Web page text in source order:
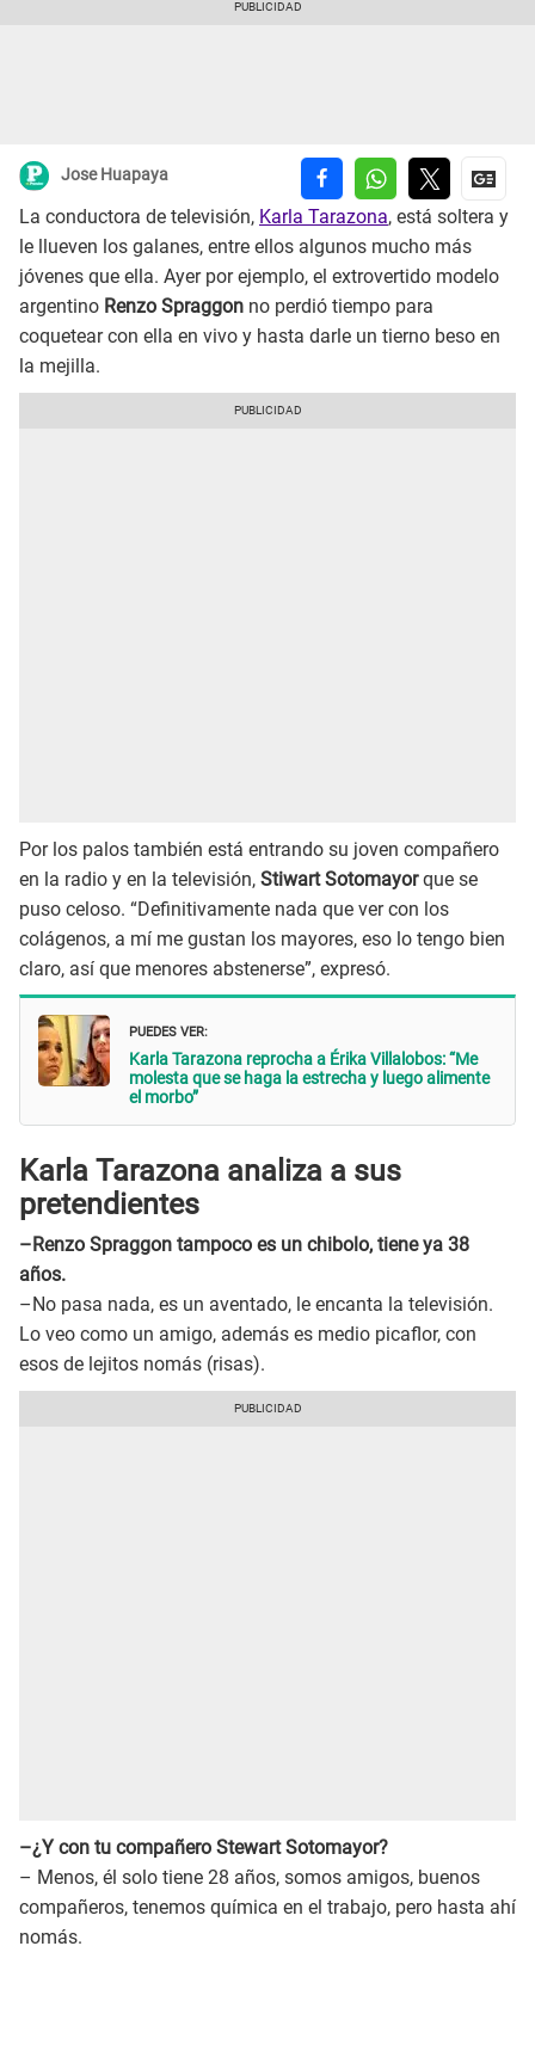
Jose Huapaya
La conductora de televisión, Karla Tarazona, está soltera y
le llueven los galanes, entre ellos algunos mucho más
jóvenes que ella. Ayer por ejemplo, el extrovertido modelo
argentino Renzo Spraggon no perdió tiempo para
coquetear con ella en vivo y hasta darle un tierno beso en
la mejilla.
Por los palos también está entrando su joven compañero
en la radio y en la televisión, Stiwart Sotomayorque se
puso celoso. “Definitivamente nada que ver con los
colágenos, a mí me gustan los mayores, eso lo tengo bien
claro, así que menores abstenerse”, expresó.
PUEDES VER:
Karla Tarazona reprocha a Érika Villalobos: “Me
molesta que se haga la estrecha y luego alimente
el morbo”
Karla Tarazona analiza a sus
pretendientes
–Renzo Spraggon tampoco es un chibolo, tiene ya 38
años.
–No pasa nada, es un aventado, le encanta la televisión.
Lo veo como un amigo, además es medio picaflor, con
esos de lejitos nomás (risas).
–¿Y con tu compañero Stewart Sotomayor?
– Menos, él solo tiene 28 años, somos amigos, buenos
compañeros, tenemos química en el trabajo, pero hasta ahí
nomás.